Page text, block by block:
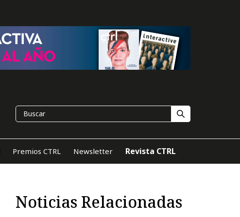
Premios CTRL Newsletter Revista CTRL
Noticias Relacionadas